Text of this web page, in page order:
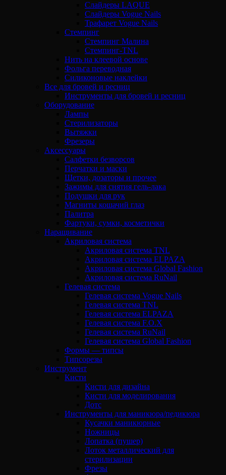
Слайдеры LAQUE
Слайдеры Vogue Nails
Трафарет Vogue Nails
Стемпинг
Стемпинг Малина
Стемпинг-TNL
Нить на клеевой основе
Фольга переводная
Силиконовые наклейки
Все для бровей и ресниц
Инструменты для бровей и ресниц
Оборудование
Лампы
Стерилизаторы
Вытяжки
Фрезеры
Аксессуары
Салфетки безворсов
Перчатки и маски
Щетки, дозаторы и прочее
Зажимы для снятия гель-лака
Подушки для рук
Магниты кошачий глаз
Палитра
Фартуки, сумки, косметички
Наращивание
Акриловая система
Акриловая система TNL
Акриловая система ELPAZA
Акриловая система Global Fashion
Акриловая система RuNail
Гелевая система
Гелевая система Vogue Nails
Гелевая система TNL
Гелевая система ELPAZA
Гелевая система F.O.X
Гелевая система RuNail
Гелевая система Global Fashion
Формы — типсы
Типсорезы
Инструмент
Кисти
Кисти для дизайна
Кисти для моделирования
Дотс
Инструменты для маникюра/педикюра
Кусачки маникюрные
Ножницы
Лопатка (пушер)
Лоток металлический для
стерилизации
Фрезы